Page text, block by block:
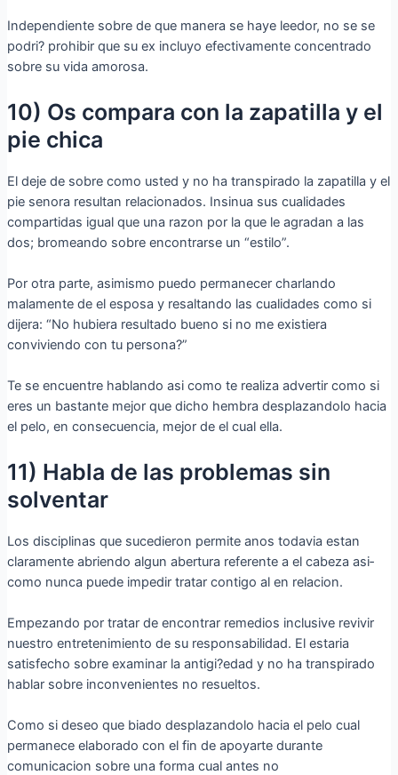
Independiente sobre de que manera se haye leedor, no se se
podri? prohibir que su ex incluyo efectivamente concentrado
sobre su vida amorosa.
10) Os compara con la zapatilla y el
pie chica
El deje de sobre como usted y no ha transpirado la zapatilla y el
pie senora resultan relacionados. Insinua sus cualidades
compartidas igual que una razon por la que le agradan a las
dos; bromeando sobre encontrarse un “estilo”.
Por otra parte, asimismo puedo permanecer charlando
malamente de el esposa y resaltando las cualidades como si
dijera: “No hubiera resultado bueno si no me existiera
conviviendo con tu persona?”
Te se encuentre hablando asi­ como te realiza advertir como si
eres un bastante mejor que dicho hembra desplazandolo hacia
el pelo, en consecuencia, mejor de el cual ella.
11) Habla de las problemas sin
solventar
Los disciplinas que sucedieron permite anos todavia estan
claramente abriendo algun abertura referente a el cabeza asi­
como nunca puede impedir tratar contigo al en relacion.
Empezando por tratar de encontrar remedios inclusive revivir
nuestro entretenimiento de su responsabilidad. El estaria
satisfecho sobre examinar la antigi?edad y no ha transpirado
hablar sobre inconvenientes no resueltos.
Como si deseo que biado desplazandolo hacia el pelo cual
permanece elaborado con el fin de apoyarte durante
comunicacion sobre una forma cual antes no